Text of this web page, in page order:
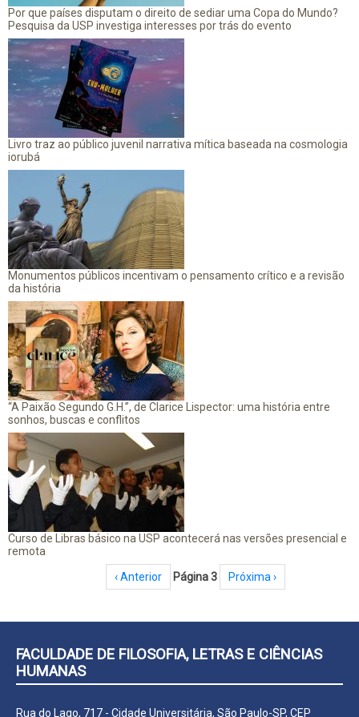
Por que países disputam o direito de sediar uma Copa do Mundo?
Pesquisa da USP investiga interesses por trás do evento
Livro traz ao público juvenil narrativa mítica baseada na cosmologia
iorubá
Monumentos públicos incentivam o pensamento crítico e a revisão
da história
“A Paixão Segundo G.H.”, de Clarice Lispector: uma história entre
sonhos, buscas e conflitos
Curso de Libras básico na USP acontecerá nas versões presencial e
remota
Página anterior
‹ Anterior Página 3 Próxima página
Próxima ›
FACULDADE DE FILOSOFIA, LETRAS E CIÊNCIAS
HUMANAS
Rua do Lago, 717 - Cidade Universitária, São Paulo-SP, CEP